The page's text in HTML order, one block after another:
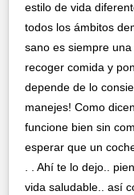
estilo de vida
todos los ámbitos
sano es siempre
recoger comida y
depende de lo
manejes! Como
funcione bien sin
esperar que un
. . Ahí te lo dejo..
vida saludable.. así